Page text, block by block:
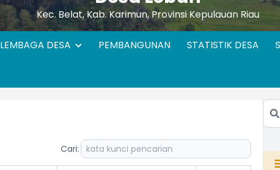
Kec. Belat, Kab. Karimun, Provinsi Kepulauan Riau
LEMBAGA DESA PEMBANGUNAN STATISTIK DESA
Cari: